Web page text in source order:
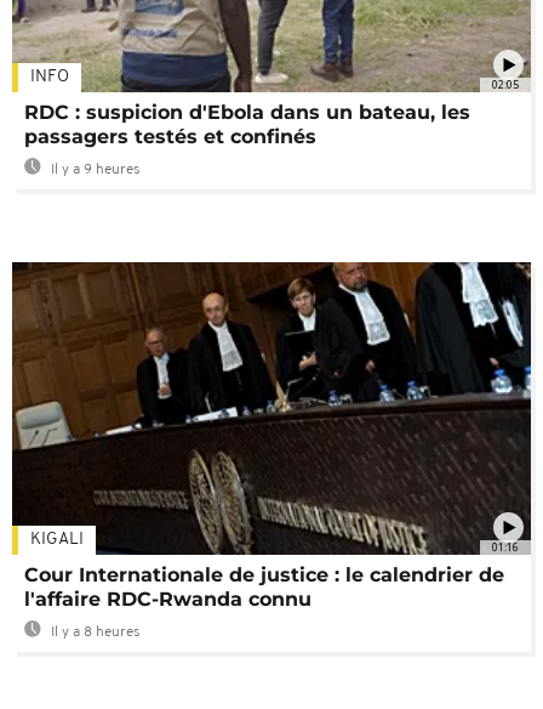
02:05
INFO
RDC : suspicion d'Ebola dans un bateau, les
passagers testés et confinés
Il y a 9 heures
01:16
KIGALI
Cour Internationale de justice : le calendrier de
l'affaire RDC-Rwanda connu
Il y a 8 heures